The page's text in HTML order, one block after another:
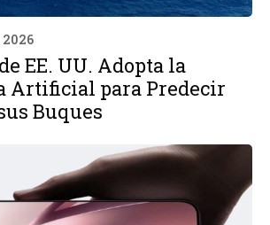
EE. UU. Adopta la
Artificial para Predecir
Buques